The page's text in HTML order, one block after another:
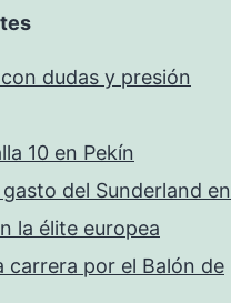
dudas y presión
10 en Pekín
del Sunderland en
la élite europea
carrera por el Balón de